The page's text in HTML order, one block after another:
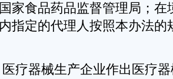
家食品药品监督管理局；在
指定的代理人按照本办法的
疗器械生产企业作出医疗器